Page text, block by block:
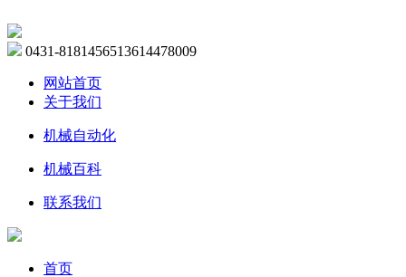
0431-8181456513614478009
网站首页
关于我们
机械自动化
机械百科
联系我们
首页